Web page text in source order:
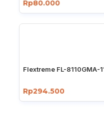
Rp80.000
Flextreme FL-
Rp294.500